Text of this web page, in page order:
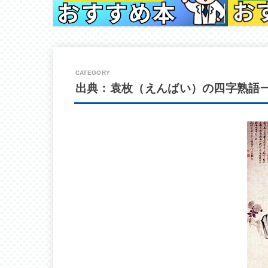
出典：袁枚（えんばい）の四字熟語